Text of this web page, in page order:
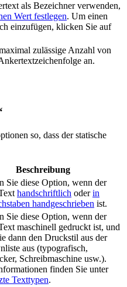
als Bezeichner verwenden,
Wert festlegen. Um einen
einzufügen, klicken Sie auf
zulässige Anzahl von
an.
so, dass der statische
Beschreibung
Sie diese Option, wenn der
handschriftlich oderin
handgeschrieben ist.
Sie diese Option, wenn der
maschinell gedruckt ist, und
dann den Druckstil aus der
aus (typografisch,
Schreibmaschine usw.).
finden Sie unter
Texttypen.